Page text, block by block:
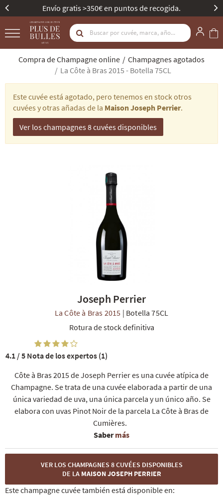
>350€ en puntos de recogida. Mejor Bodega
Compra de Champagne online
Champagnes agotados
La Côte à Bras 2015 - Botella 75CL
Este cuvée está agotado, pero tenemos en stock otros
cuvées y otras añadas de la Maison Joseph Perrier.
Ver los champagnes 8 cuvées disponibles
Joseph Perrier
La Côte à Bras 2015 | Botella 75CL
Rotura de stock definitiva
Côte à Bras 2015 de Joseph Perrier es una cuvée atípica de
Champagne. Se trata de una cuvée elaborada a partir de una
única variedad de uva, una única parcela y un único año. Se
elabora con uvas Pinot Noir de la parcela La Côte à Bras de
Cumières.
Sabermás
4.1 / 5 Nota de los expertos (1)
VER LOS CHAMPAGNES 8 CUVÉES DISPONIBLES
DE LA MAISON JOSEPH PERRIER
Este champagne cuvée también está disponible en: